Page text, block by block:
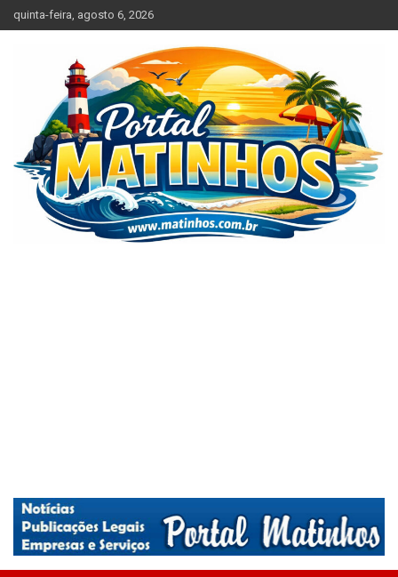
to
quinta-feira, agosto 6, 2026
Matinhos – Praia de Matinhos